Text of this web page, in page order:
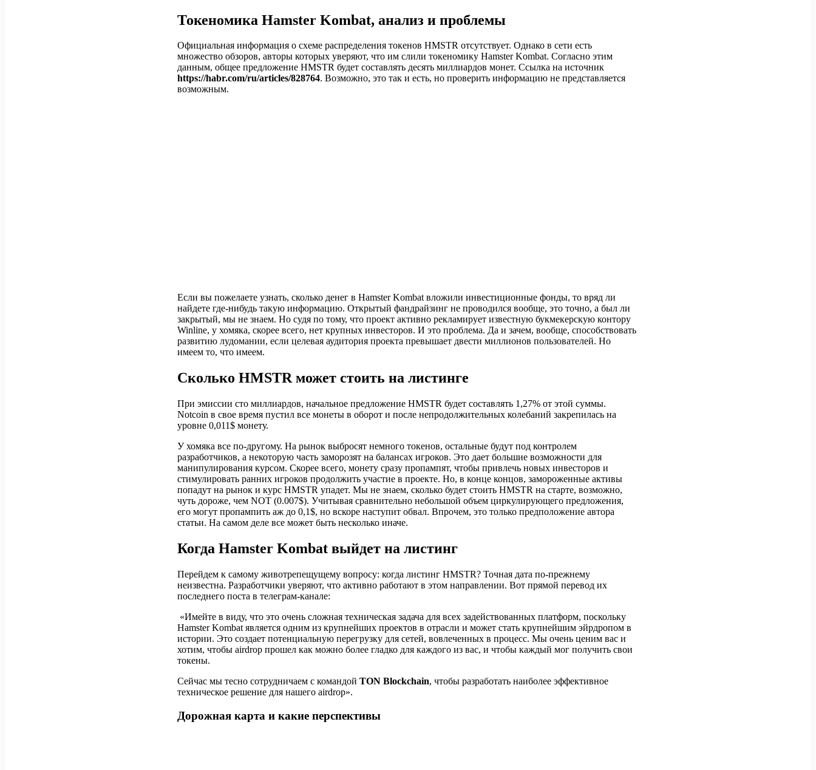
Токеномика Hamster Kombat, анализ и проблемы
Официальная информация о схеме распределения токенов HMSTR отсутствует. Однако в сети есть
множество обзоров, авторы которых уверяют, что им слили токеномику Hamster Kombat. Согласно этим
данным, общее предложение HMSTR будет составлять десять миллиардов монет. Ссылка на источник
https://habr.com/ru/articles/828764. Возможно, это так и есть, но проверить информацию не представляется
возможным.
Если вы пожелаете узнать, сколько денег в Hamster Kombat вложили инвестиционные фонды, то вряд ли
найдете где-нибудь такую информацию. Открытый фандрайзинг не проводился вообще, это точно, а был ли
закрытый, мы не знаем. Но судя по тому, что проект активно рекламирует известную букмекерскую контору
Winline, у хомяка, скорее всего, нет крупных инвесторов. И это проблема. Да и зачем, вообще, способствовать
развитию лудомании, если целевая аудитория проекта превышает двести миллионов пользователей. Но
имеем то, что имеем.
Сколько HMSTR может стоить на листинге
При эмиссии сто миллиардов, начальное предложение HMSTR будет составлять 1,27% от этой суммы.
Notcoin в свое время пустил все монеты в оборот и после непродолжительных колебаний закрепилась на
уровне 0,011$ монету.
У хомяка все по-другому. На рынок выбросят немного токенов, остальные будут под контролем
разработчиков, а некоторую часть заморозят на балансах игроков. Это дает большие возможности для
манипулирования курсом. Скорее всего, монету сразу пропампят, чтобы привлечь новых инвесторов и
стимулировать ранних игроков продолжить участие в проекте. Но, в конце концов, замороженные активы
попадут на рынок и курс HMSTR упадет. Мы не знаем, сколько будет стоить HMSTR на старте, возможно,
чуть дороже, чем NOT (0.007$). Учитывая сравнительно небольшой объем циркулирующего предложения,
его могут пропампить аж до 0,1$, но вскоре наступит обвал. Впрочем, это только предположение автора
статьи. На самом деле все может быть несколько иначе.
Когда Hamster Kombat выйдет на листинг
Перейдем к самому животрепещущему вопросу: когда листинг HMSTR? Точная дата по-прежнему
неизвестна. Разработчики уверяют, что активно работают в этом направлении. Вот прямой перевод их
последнего поста в телеграм-канале:
«Имейте в виду, что это очень сложная техническая задача для всех задействованных платформ, поскольку
Hamster Kombat является одним из крупнейших проектов в отрасли и может стать крупнейшим эйрдропом в
истории. Это создает потенциальную перегрузку для сетей, вовлеченных в процесс. Мы очень ценим вас и
хотим, чтобы airdrop прошел как можно более гладко для каждого из вас, и чтобы каждый мог получить свои
токены.
Сейчас мы тесно сотрудничаем с командой TON Blockchain, чтобы разработать наиболее эффективное
техническое решение для нашего airdrop».
Дорожная карта и какие перспективы